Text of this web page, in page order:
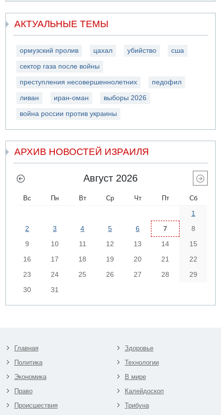
АКТУАЛЬНЫЕ ТЕМЫ
ормузский пролив цахал убийство сша
сектор газа после войны
преступления несовершеннолетних педофил
ливан иран-оман выборы 2026
война россии против украины
АРХИВ НОВОСТЕЙ ИЗРАИЛЯ
Август 2026
Вс Пн Вт Ср Чт Пт Сб
1
2
3 4 5 6 7
8
9
10 11 12 13 14
15
16
17 18 19 20 21
22
23
24 25 26 27 28
29
30
31
Главная
Политика
Экономика
Право
Происшествия
Здоровье
Технологии
В мире
Калейдоскоп
Трибуна